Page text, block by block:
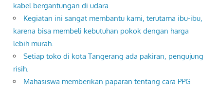
kabel bergantungan di udara.
Kegiatan ini sangat membantu kami, terutama ibu-ibu,
karena bisa membeli kebutuhan pokok dengan harga
lebih murah.
Setiap toko di kota Tangerang ada pakiran, pengujung
risih.
Mahasiswa memberikan paparan tentang cara PPG